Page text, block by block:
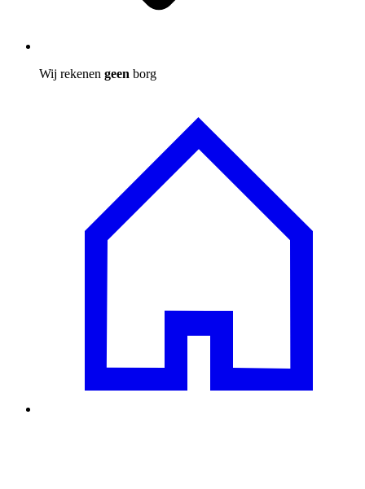
Wij rekenen geen borg